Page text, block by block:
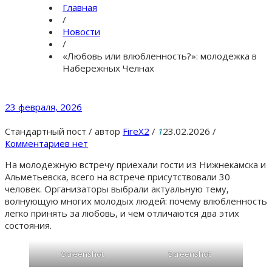
Главная
/
Новости
/
«Любовь или влюбленность?»: молодежка в
Набережных Челнах
23 февраля, 2026
Стандартный пост / автор FireX2 / 123.02.2026 /
Комментариев нет
На молодежную встречу приехали гости из Нижнекамска и
Альметьевска, всего на встрече присутствовали 30
человек. Организаторы выбрали актуальную тему,
волнующую многих молодых людей: почему влюбленность
легко принять за любовь, и чем отличаются два этих
состояния.
Screenshot Screenshot